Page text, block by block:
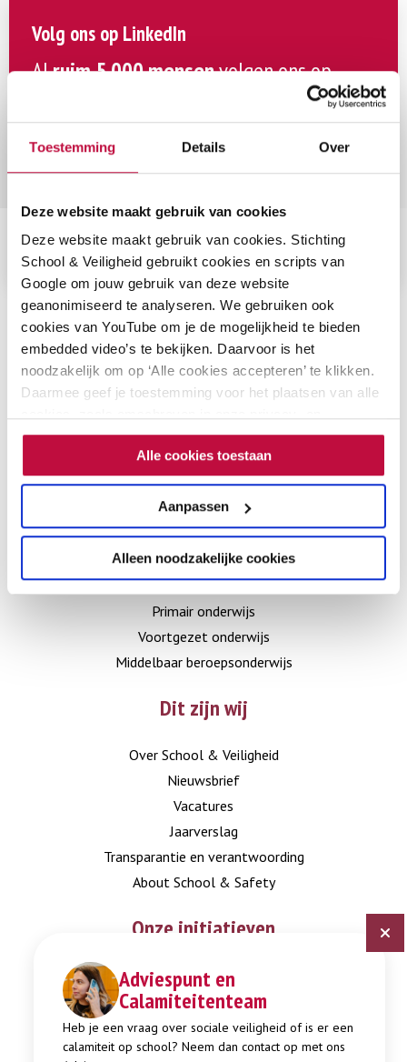
Toestemming Details Over
Deze website maakt gebruik van cookies
Deze website maakt gebruik van cookies. Stichting
School & Veiligheid gebruikt cookies en scripts van
Google om jouw gebruik van deze website
geanonimiseerd te analyseren. We gebruiken ook
cookies van YouTube om je de mogelijkheid te bieden
embedded video’s te bekijken. Daarvoor is het
noodzakelijk om op ‘Alle cookies accepteren’ te klikken.
Daarmee geef je toestemming voor het plaatsen van alle
cookieverklaring. Als je niet alle cookies accepteert, dan
kun je geen video's bekijken.Alle cookies toestaan
Aanpassen
Alleen noodzakelijke cookies
Adviespunt en
Calamiteitenteam
Heb je een vraag over sociale veiligheid of is er een
calamiteit op school? Neem dan contact op met ons
Volg ons op LinkedIn
Alruim 5.000 mensenvolgen ons op
ontwikkelingen rondom sociale veiligheid in het
Volg ons op LinkedIn
Contact
Zwarte Woud 2
3524 SJ Utrecht
030 – 285 65 31
info@schoolenveiligheid.nl
Go
LinkedIn
Go
Instagram
Sectoren
Primair onderwijs
Voortgezet onderwijs
Middelbaar beroepsonderwijs
Dit zijn wij
Over School & Veiligheid
Nieuwsbrief
Vacatures
Jaarverslag
Transparantie en verantwoording
About School & Safety
Onze initiatieven
Digitaal Veiligheidsplan
Expertisepunt Burgerschap
Gendi
Week tegen Pesten